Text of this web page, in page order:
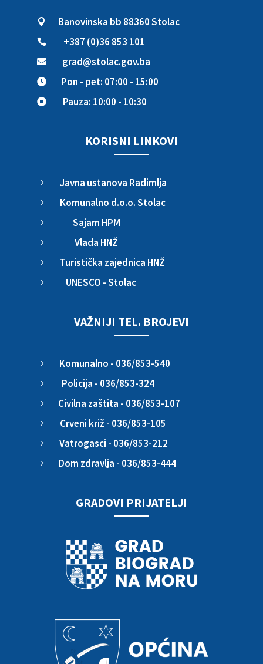
 Banovinska bb 88360 Stolac
 +387 (0)36 853 101
 grad@stolac.gov.ba
 Pon - pet: 07:00 - 15:00
 Pauza: 10:00 - 10:30
KORISNI LINKOVI
5 Javna ustanova Radimlja
5 Komunalno d.o.o. Stolac
5 Sajam HPM
5 Vlada HNŽ
5 Turistička zajednica HNŽ
5 UNESCO - Stolac
VAŽNIJI TEL. BROJEVI
5 Komunalno - 036/853-540
5 Policija - 036/853-324
5 Civilna zaštita - 036/853-107
5 Crveni križ - 036/853-105
5 Vatrogasci - 036/853-212
5 Dom zdravlja - 036/853-444
GRADOVI PRIJATELJI